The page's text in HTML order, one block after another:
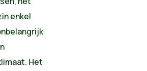
enkel
Het